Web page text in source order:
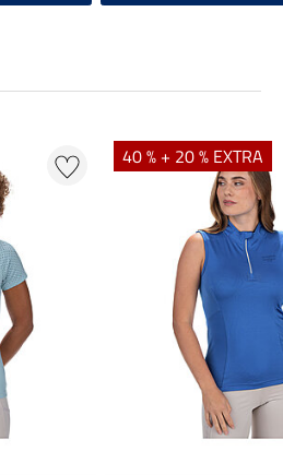
40 % + 20 % EXTRA